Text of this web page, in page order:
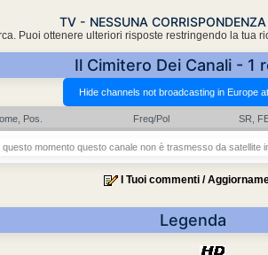
TV - NESSUNA
Puoi ottenere ulteriori risposte restringendo la tua
Il Cimitero Dei Canali - 1
Pos. Freq/Pol SR,
questo momento questo canale non è trasmesso da satellite
I Tuoi commenti /
Legenda